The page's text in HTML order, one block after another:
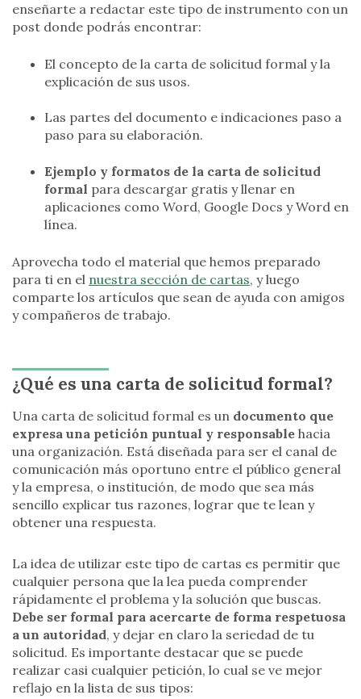
enseñarte a redactar este tipo de instrumento con un
post donde podrás encontrar:
El concepto de la carta de solicitud formal y la
explicación de sus usos.
Las partes del documento e indicaciones paso a
paso para su elaboración.
Ejemplo y formatos de la carta de solicitud
formal para descargar gratis y llenar en
aplicaciones como Word, Google Docs y Word en
línea.
Aprovecha todo el material que hemos preparado
para ti en el nuestra sección de cartas, y luego
comparte los artículos que sean de ayuda con amigos
y compañeros de trabajo.
¿Qué es una carta de solicitud formal?
Una carta de solicitud formal es un documento que
expresa una petición puntual y responsable hacia
una organización. Está diseñada para ser el canal de
comunicación más oportuno entre el público general
y la empresa, o institución, de modo que sea más
sencillo explicar tus razones, lograr que te lean y
obtener una respuesta.
La idea de utilizar este tipo de cartas es permitir que
cualquier persona que la lea pueda comprender
rápidamente el problema y la solución que buscas.
Debe ser formal para acercarte de forma respetuosa
a un autoridad, y dejar en claro la seriedad de tu
solicitud. Es importante destacar que se puede
realizar casi cualquier petición, lo cual se ve mejor
reflajo en la lista de sus tipos: